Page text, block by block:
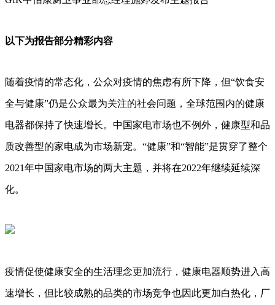
以下为报告部分精彩内容
随着疫情的常态化，公众对疫情的焦虑有所下降，但“饮食安
全与健康”仍是公众最为关注的社会问题，全球范围内的健康
电器都保持了快速增长。中国家电市场也不例外，健康型和品
质改善型的家电成为市场新宠。“健康”和“智能”是贯穿了整个
2021年中国家电市场的两大主题，并将在2022年继续延续深
化。
疫情促使健康安全的生活理念更加流行，健康电器顺势进入高
速增长，但比较成熟的品类的市场竞争也因此更加白热化，厂